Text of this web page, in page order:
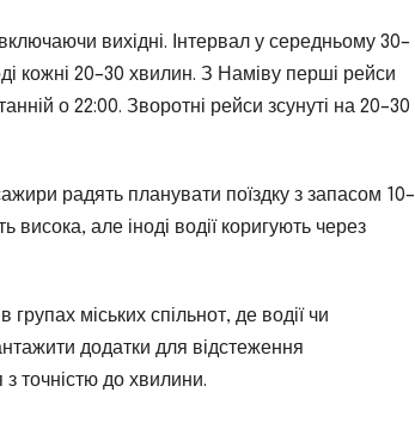
вихідні. Інтервал у середньому 30–
кожні 20–30 хвилин. З Наміву перші рейси
о 22:00. Зворотні рейси зсунуті на 20–30
радять планувати поїздку з запасом 10–
висока, але іноді водії коригують через
міських спільнот, де водії чи
додатки для відстеження
точністю до хвилини.